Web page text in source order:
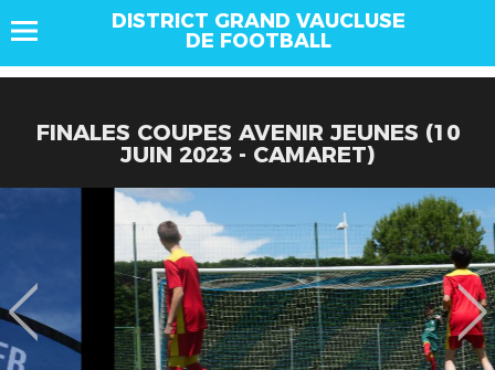
DISTRICT GRAND VAUCLUSE
DE FOOTBALL
FINALES COUPES AVENIR JEUNES (10
JUIN 2023 - CAMARET)